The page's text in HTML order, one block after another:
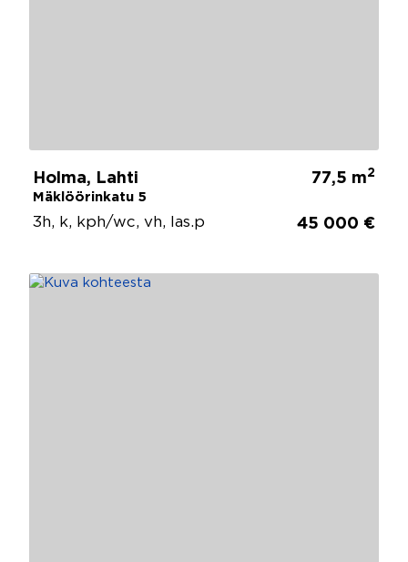
Holma, Lahti
Mäklöörinkatu 5
77,5 m2
3h, k, kph/wc, vh, las.p 45 000 €